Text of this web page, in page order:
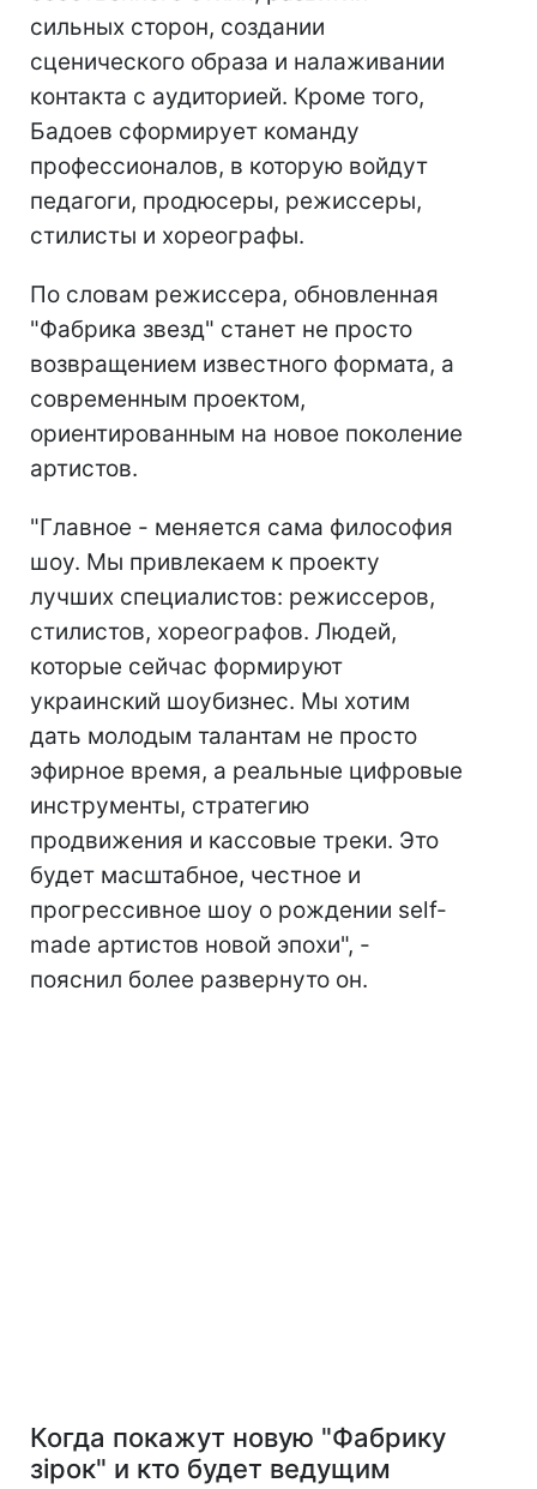
сильных сторон, создании
сценического образа и налаживании
контакта с аудиторией. Кроме того,
Бадоев сформирует команду
профессионалов, в которую войдут
педагоги, продюсеры, режиссеры,
стилисты и хореографы.
По словам режиссера, обновленная
"Фабрика звезд" станет не просто
возвращением известного формата, а
современным проектом,
ориентированным на новое поколение
артистов.
"Главное - меняется сама философия
шоу. Мы привлекаем к проекту
лучших специалистов: режиссеров,
стилистов, хореографов. Людей,
которые сейчас формируют
украинский шоубизнес. Мы хотим
дать молодым талантам не просто
эфирное время, а реальные цифровые
инструменты, стратегию
продвижения и кассовые треки. Это
будет масштабное, честное и
прогрессивное шоу о рождении self-
made артистов новой эпохи", -
пояснил более развернуто он.
Когда покажут новую "Фабрику
зірок" и кто будет ведущим